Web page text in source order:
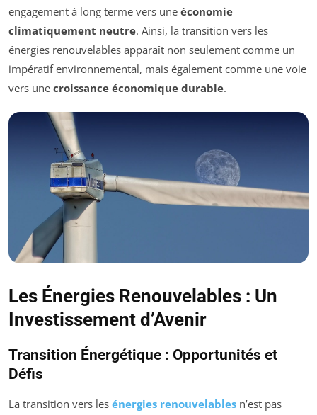
engagement à long terme vers une économie
climatiquement neutre. Ainsi, la transition vers les
énergies renouvelables apparaît non seulement comme un
impératif environnemental, mais également comme une voie
vers une croissance économique durable.
Les Énergies Renouvelables : Un
Investissement d’Avenir
Transition Énergétique : Opportunités et
Défis
La transition vers les énergies renouvelables n’est pas